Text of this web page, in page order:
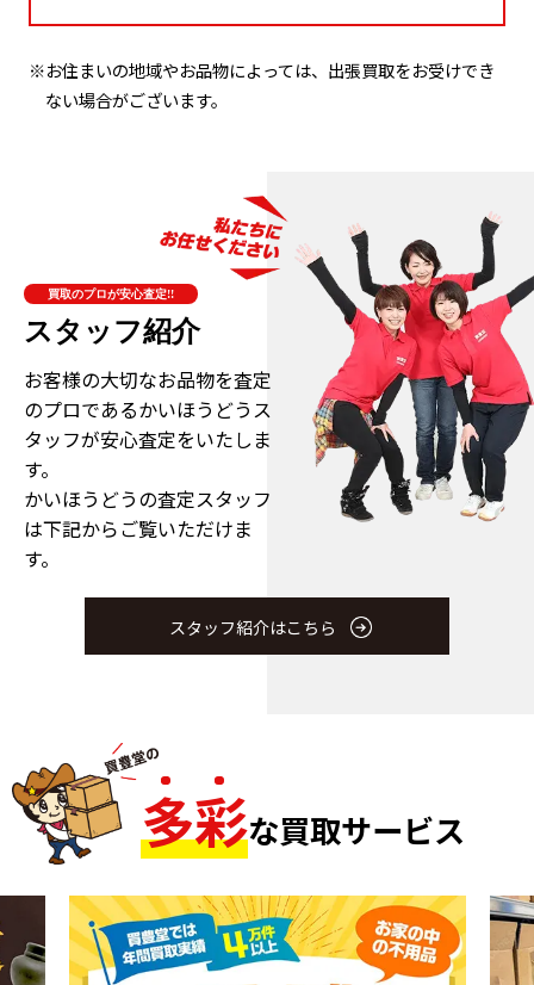
※お住まいの地域やお品物によっては、出張買取をお受けでき
ない場合がございます。
買取のプロが安心査定!!
スタッフ紹介
お客様の大切なお品物を査定
のプロであるかいほうどうス
タッフが安心査定をいたしま
す。
かいほうどうの査定スタッフ
は下記からご覧いただけま
す。
スタッフ紹介はこちら
多彩な買取サービス